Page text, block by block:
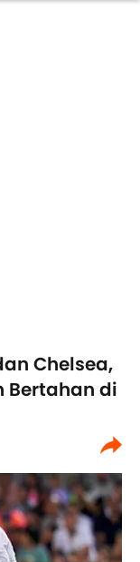
Chelsea,
Bertahan di